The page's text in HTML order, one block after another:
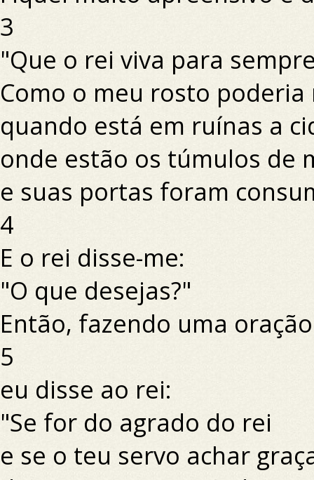
3
"Que o rei viva para
Como o meu rosto
quando está em ruínas a
onde estão os túmulos de
e suas portas foram
4
E o rei disse-me:
"O que desejas?"
Então, fazendo uma
5
eu disse ao rei:
"Se for do agrado do rei
e se o teu servo achar